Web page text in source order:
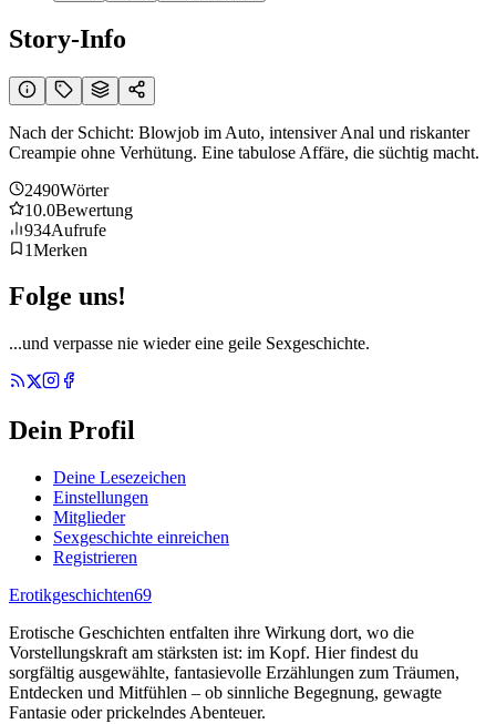
Story-Info
Nach der Schicht: Blowjob im Auto, intensiver Anal und riskanter
Creampie ohne Verhütung. Eine tabulose Affäre, die süchtig macht.
2490Wörter
10.0Bewertung
934Aufrufe
1Merken
Folge uns!
...und verpasse nie wieder eine geile Sexgeschichte.
Dein Profil
Deine Lesezeichen
Einstellungen
Mitglieder
Sexgeschichte einreichen
Registrieren
Erotikgeschichten69
Erotische Geschichten entfalten ihre Wirkung dort, wo die
Vorstellungskraft am stärksten ist: im Kopf. Hier findest du
sorgfältig ausgewählte, fantasievolle Erzählungen zum Träumen,
Entdecken und Mitfühlen – ob sinnliche Begegnung, gewagte
Fantasie oder prickelndes Abenteuer.